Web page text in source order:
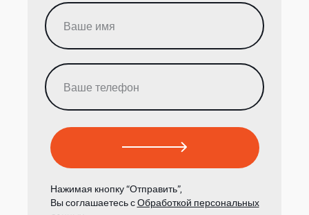
Нажимая кнопку “Отправить”,
Вы соглашаетесь сОбработкой персональных